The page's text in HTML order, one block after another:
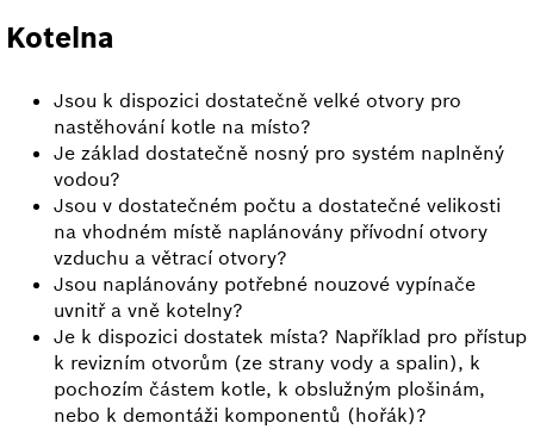
Kotelna
Jsou k dispozici dostatečně velké otvory pro
nastěhování kotle na místo?
Je základ dostatečně nosný pro systém naplněný
vodou?
Jsou v dostatečném počtu a dostatečné velikosti
na vhodném místě naplánovány přívodní otvory
vzduchu a větrací otvory?
Jsou naplánovány potřebné nouzové vypínače
uvnitř a vně kotelny?
Je k dispozici dostatek místa? Například pro přístup
k revizním otvorům (ze strany vody a spalin), k
pochozím částem kotle, k obslužným plošinám,
nebo k demontáži komponentů (hořák)?